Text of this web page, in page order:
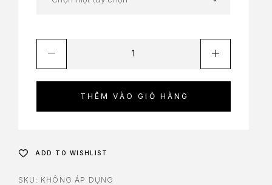
THÊM VÀO GIỎ HÀNG
ADD TO WISHLIST
SKU: KHÔNG ÁP DỤNG